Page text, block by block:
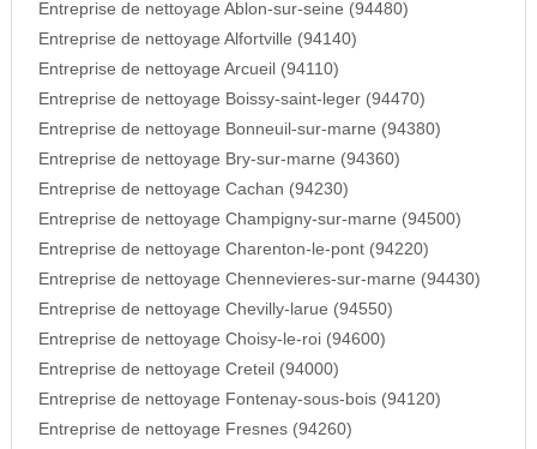
Entreprise de nettoyage Ablon-sur-seine (94480)
Entreprise de nettoyage Alfortville (94140)
Entreprise de nettoyage Arcueil (94110)
Entreprise de nettoyage Boissy-saint-leger (94470)
Entreprise de nettoyage Bonneuil-sur-marne (94380)
Entreprise de nettoyage Bry-sur-marne (94360)
Entreprise de nettoyage Cachan (94230)
Entreprise de nettoyage Champigny-sur-marne (94500)
Entreprise de nettoyage Charenton-le-pont (94220)
Entreprise de nettoyage Chennevieres-sur-marne (94430)
Entreprise de nettoyage Chevilly-larue (94550)
Entreprise de nettoyage Choisy-le-roi (94600)
Entreprise de nettoyage Creteil (94000)
Entreprise de nettoyage Fontenay-sous-bois (94120)
Entreprise de nettoyage Fresnes (94260)